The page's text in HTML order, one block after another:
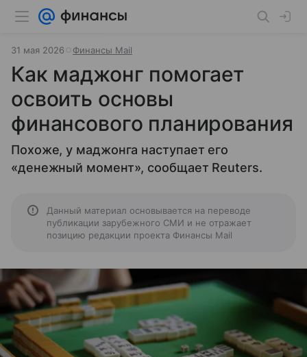
31 мая 2026 Финансы Mail
Как маджонг помогает
освоить основы
финансового планирования
Похоже, у маджонга наступает его
«денежный момент», сообщает Reuters.
Данный материал основывается на переводе
публикации зарубежного СМИ и не отражает
позицию редакции проекта Финансы Mail